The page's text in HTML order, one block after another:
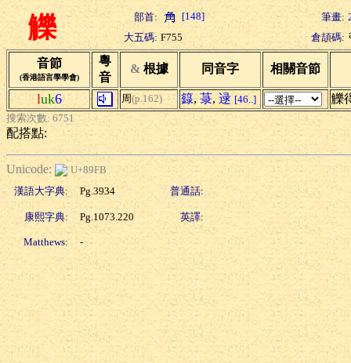
觻 部首: [148] 筆畫:
大五碼: F755 倉頡碼:
音節
(香港語言學學會)
粵
音
& 根據 同音字 相關音節
luk6 周(p.162) 籙, 菉, 逯 [46..] 觻
搜索次數: 6751
配搭點:
Unicode:
U+89FB
漢語大字典:
Pg.3934 普通話:
康熙字典: Pg.1073.220 英譯:
Matthews: -